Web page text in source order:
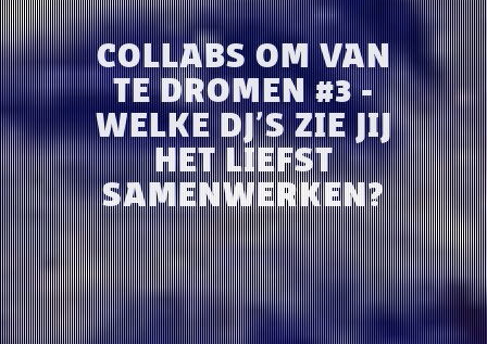
COLLABS OM VAN
TE DROMEN #3 -
WELKE DJ’S ZIE JIJ
HET LIEFST
SAMENWERKEN?